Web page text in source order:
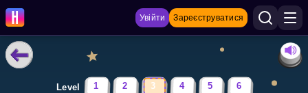
Увійти Зареєструватися
НАВЧАЛЬНІ МАТЕРІАЛИ
Level 1 2 3 4 5 6